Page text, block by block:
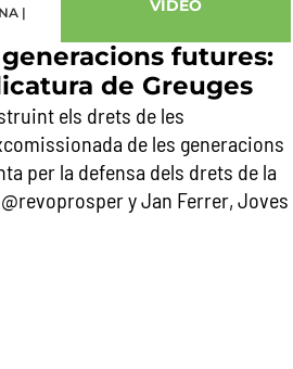
|
VÍDEO
futures:
de Greuges
els drets de les
de les generacions
per la defensa dels drets de la
y Jan Ferrer, Joves